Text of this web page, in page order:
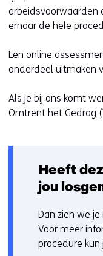
arbeidsvoorwaarden
ernaar de hele
Een online
onderdeel uitmaken
Als je bij ons komt
Omtrent het Gedrag
Heeft
jou
Dan zien we
Voor meer
procedure